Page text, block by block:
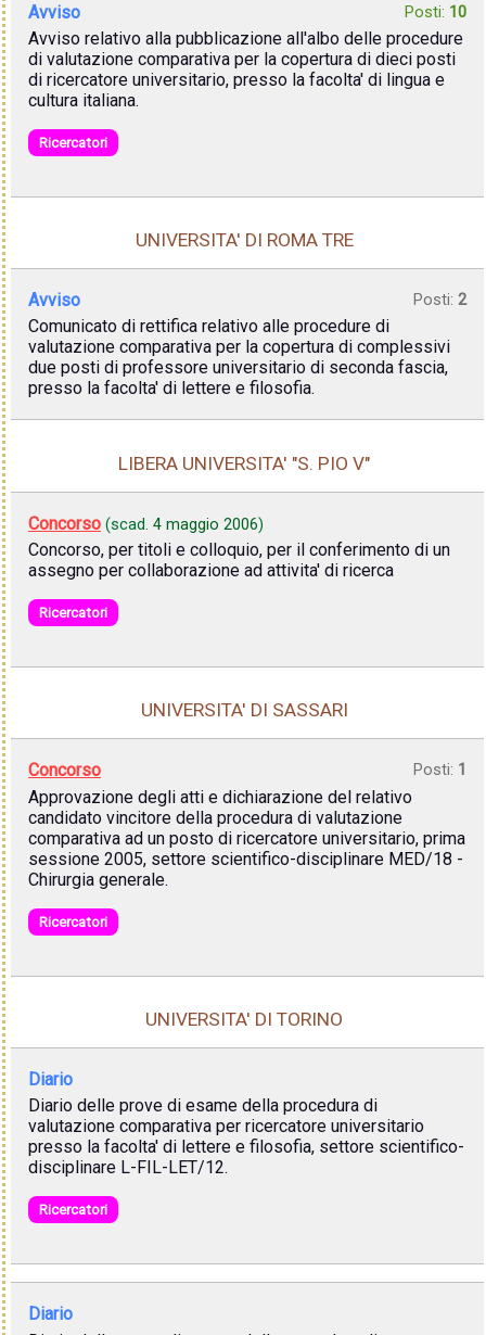
Avviso Posti: 10
Avviso relativo alla pubblicazione all'albo delle procedure
di valutazione comparativa per la copertura di dieci posti
di ricercatore universitario, presso la facolta' di lingua e
cultura italiana.
Ricercatori
UNIVERSITA' DI ROMA TRE
Avviso Posti: 2
Comunicato di rettifica relativo alle procedure di
valutazione comparativa per la copertura di complessivi
due posti di professore universitario di seconda fascia,
presso la facolta' di lettere e filosofia.
LIBERA UNIVERSITA' "S. PIO V"
Concorso (scad. 4 maggio 2006)
Concorso, per titoli e colloquio, per il conferimento di un
assegno per collaborazione ad attivita' di ricerca
Ricercatori
UNIVERSITA' DI SASSARI
Concorso Posti: 1
Approvazione degli atti e dichiarazione del relativo
candidato vincitore della procedura di valutazione
comparativa ad un posto di ricercatore universitario, prima
sessione 2005, settore scientifico-disciplinare MED/18 -
Chirurgia generale.
Ricercatori
UNIVERSITA' DI TORINO
Diario
Diario delle prove di esame della procedura di
valutazione comparativa per ricercatore universitario
presso la facolta' di lettere e filosofia, settore scientifico-
disciplinare L-FIL-LET/12.
Ricercatori
Diario